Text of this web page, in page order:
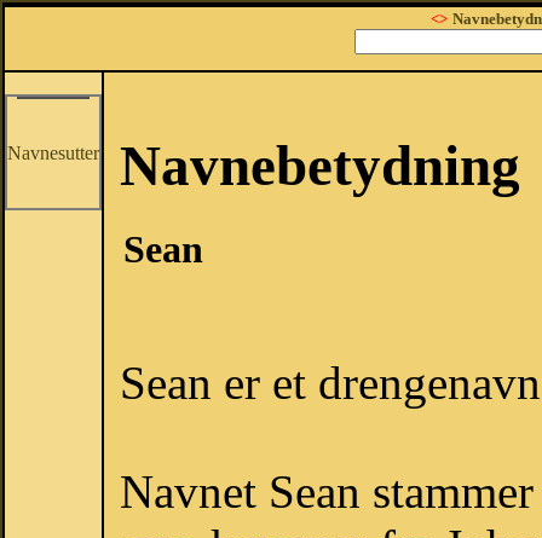
<>
Navnesutter Navnebetydning
Sean
Sean er et
Navnet Sean